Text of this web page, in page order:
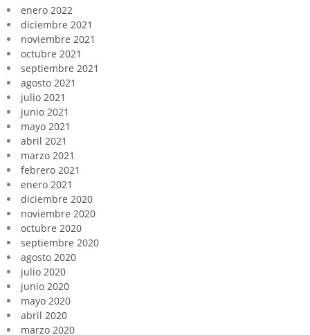
enero 2022
diciembre 2021
noviembre 2021
octubre 2021
septiembre 2021
agosto 2021
julio 2021
junio 2021
mayo 2021
abril 2021
marzo 2021
febrero 2021
enero 2021
diciembre 2020
noviembre 2020
octubre 2020
septiembre 2020
agosto 2020
julio 2020
junio 2020
mayo 2020
abril 2020
marzo 2020